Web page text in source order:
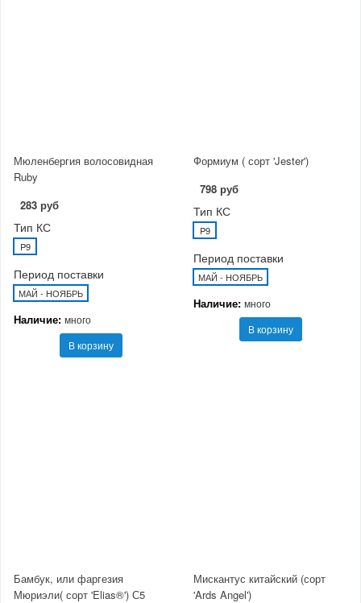
Мюленбергия волосовидная
Ruby
283 руб
Тип КС
P9
Период поставки
МАЙ - НОЯБРЬ
Наличие: много
В корзину
Формиум ( сорт 'Jester')
798 руб
Тип КС
P9
Период поставки
МАЙ - НОЯБРЬ
Наличие: много
В корзину
Бамбук, или фаргезия
Мюриэли( сорт 'Elias®') С5
Мискантус китайский (сорт
'Ards Angel')